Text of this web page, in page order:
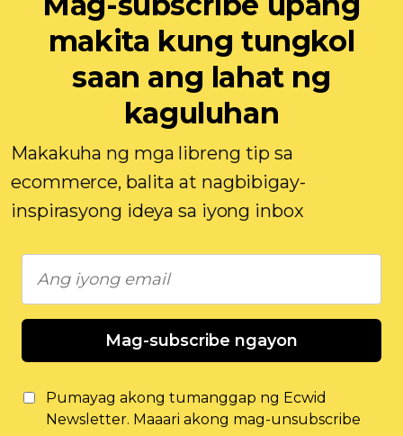
makita kung tungkol
saan ang lahat ng
kaguluhan
Makakuha ng mga libreng tip sa
ecommerce, balita at nagbibigay-
inspirasyong ideya sa iyong inbox
Mag-subscribe ngayon
Pumayag akong tumanggap ng Ecwid
Newsletter. Maaari akong mag-unsubscribe